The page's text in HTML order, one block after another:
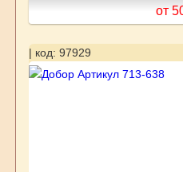
от
| код: 97929